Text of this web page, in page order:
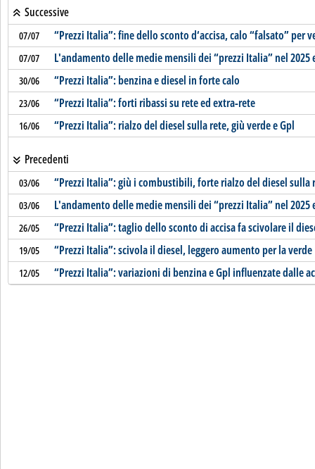
Successive
07/07 “Prezzi Italia”: fine dello sconto d‘accisa, calo “falsato” per
07/07 L'andamento delle medie mensili dei “prezzi Italia” nel 2025
30/06 “Prezzi Italia”: benzina e diesel in forte calo
23/06 “Prezzi Italia”: forti ribassi su rete ed extra-rete
16/06 “Prezzi Italia”: rialzo del diesel sulla rete, giù verde e Gpl
Precedenti
03/06 “Prezzi Italia”: giù i combustibili, forte rialzo del diesel sulla
03/06 L'andamento delle medie mensili dei “prezzi Italia” nel 2025
26/05 “Prezzi Italia”: taglio dello sconto di accisa fa scivolare il
19/05 “Prezzi Italia”: scivola il diesel, leggero aumento per la verde
12/05 “Prezzi Italia”: variazioni di benzina e Gpl influenzate dalle